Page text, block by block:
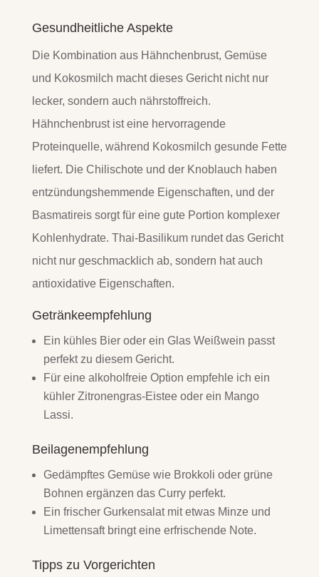
Gesundheitliche Aspekte
Die Kombination aus Hähnchenbrust, Gemüse
und Kokosmilch macht dieses Gericht nicht nur
lecker, sondern auch nährstoffreich.
Hähnchenbrust ist eine hervorragende
Proteinquelle, während Kokosmilch gesunde Fette
liefert. Die Chilischote und der Knoblauch haben
entzündungshemmende Eigenschaften, und der
Basmatireis sorgt für eine gute Portion komplexer
Kohlenhydrate. Thai-Basilikum rundet das Gericht
nicht nur geschmacklich ab, sondern hat auch
antioxidative Eigenschaften.
Getränkeempfehlung
Ein kühles Bier oder ein Glas Weißwein passt
perfekt zu diesem Gericht.
Für eine alkoholfreie Option empfehle ich ein
kühler Zitronengras-Eistee oder ein Mango
Lassi.
Beilagenempfehlung
Gedämpftes Gemüse wie Brokkoli oder grüne
Bohnen ergänzen das Curry perfekt.
Ein frischer Gurkensalat mit etwas Minze und
Limettensaft bringt eine erfrischende Note.
Tipps zu Vorgerichten